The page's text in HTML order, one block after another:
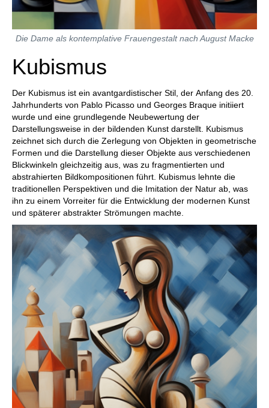
Die Dame als kontemplative Frauengestalt nach August Macke
Kubismus
Der Kubismus ist ein avantgardistischer Stil, der Anfang des 20.
Jahrhunderts von Pablo Picasso und Georges Braque initiiert
wurde und eine grundlegende Neubewertung der
Darstellungsweise in der bildenden Kunst darstellt. Kubismus
zeichnet sich durch die Zerlegung von Objekten in geometrische
Formen und die Darstellung dieser Objekte aus verschiedenen
Blickwinkeln gleichzeitig aus, was zu fragmentierten und
abstrahierten Bildkompositionen führt. Kubismus lehnte die
traditionellen Perspektiven und die Imitation der Natur ab, was
ihn zu einem Vorreiter für die Entwicklung der modernen Kunst
und späterer abstrakter Strömungen machte.